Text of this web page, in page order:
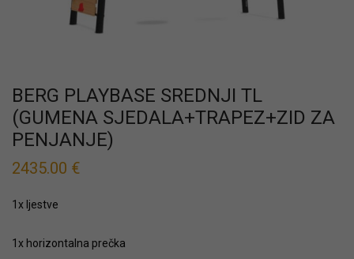
BERG PLAYBASE SREDNJI TL
(GUMENA SJEDALA+TRAPEZ+ZID ZA
PENJANJE)
2435.00 €
1x ljestve
1x horizontalna prečka